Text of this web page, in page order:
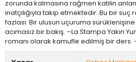
zorunda kalmasına rağmen katilin
inatçılığıyla takip etmektedir. Bu bir
fazlası: Bir ulusun uçuruma
acımasız bir bakış. –La Stampa Yakın
romanı olarak kamufle edilmiş bir ders.